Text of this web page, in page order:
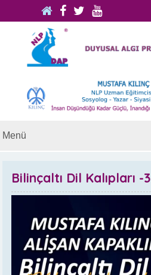
Bilinçaltı Dil Kalıpları -3